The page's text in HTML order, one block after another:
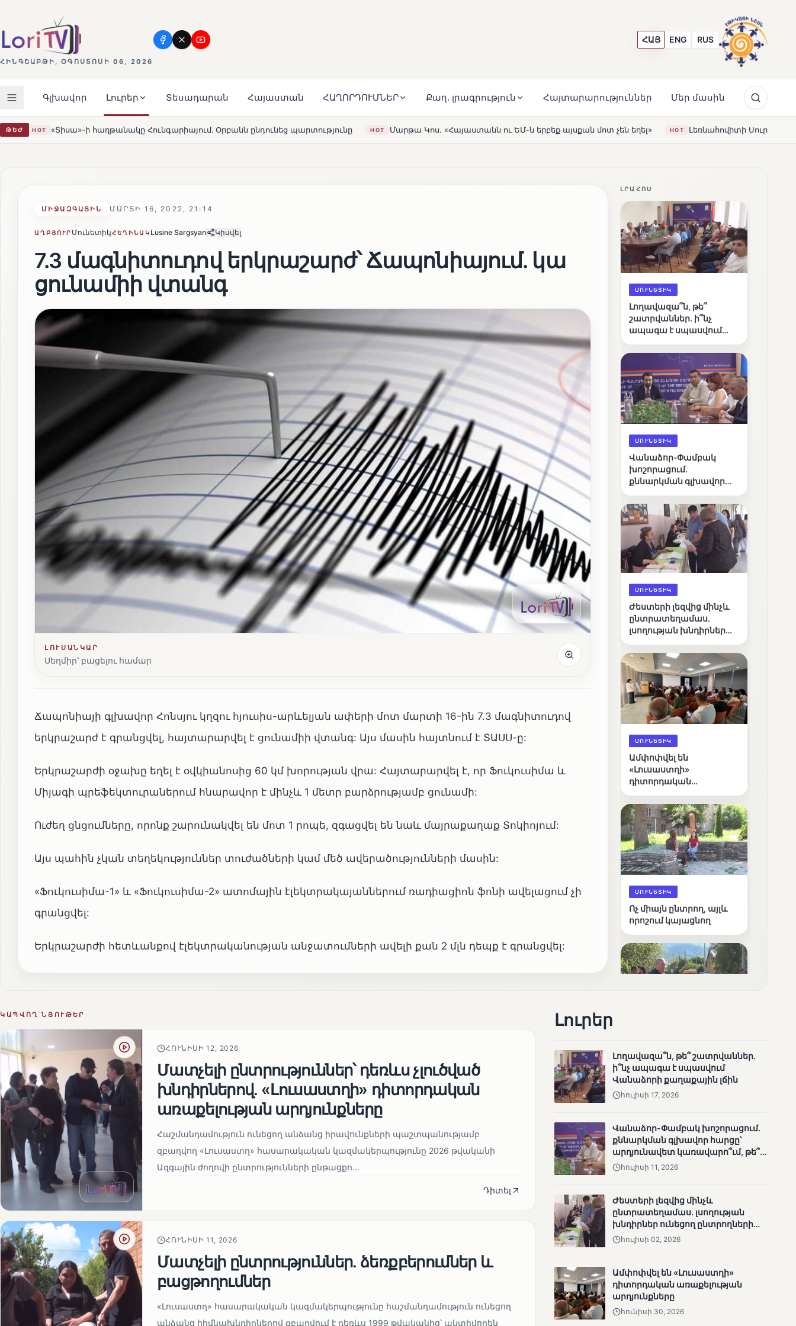
ՀԻՆԳՇԱԲԹԻ, ՕԳՈՍՏՈՍԻ 06, 2026
ՀԱՅ ENG RUS
Գլխավոր Լուրեր Տեսադարան Հայաստան ՀԱՂՈՐԴՈՒՄՆԵՐ Քաղ. լրագրություն Հայտարարություններ Մեր մասին
ԹԵԺ Հունգարիայում․ Օրբանն ընդունեց պարտությունը HOT Մարթա Կոս. «Հայաստանն ու ԵՄ-ն երբեք այսքան մոտ չեն եղել» HOT Լեռնահովիտի Սուրբ Ստեփանոս եկեղեցին
ՄԻՋԱԶԳԱՅԻՆ ՄԱՐՏԻ 16, 2022, 21:14
ԱՂԲՅՈՒՐ ՄունետիկՀԵՂԻՆԱԿ Lusine Sargsyan Կիսվել
7.3 մագնիտուդով երկրաշարժ՝ Ճապոնիայում. կա
ցունամիի վտանգ
ԼՈՒՍԱՆԿԱՐ
Սեղմիր՝ բացելու համար
Ճապոնիայի գլխավոր Հոնսյու կղզու հյուսիս-արևելյան ափերի մոտ մարտի 16-ին 7.3 մագնիտուդով
երկրաշարժ է գրանցվել, հայտարարվել է ցունամիի վտանգ: Այս մասին հայտնում է ՏԱՍՍ-ը:
Երկրաշարժի օջախը եղել է օվկիանոսից 60 կմ խորության վրա: Հայտարարվել է, որ Ֆուկուսիմա և
Միյագի պրեֆեկտուրաներում հնարավոր է մինչև 1 մետր բարձրությամբ ցունամի:
Ուժեղ ցնցումները, որոնք շարունակվել են մոտ 1 րոպե, զգացվել են նաև մայրաքաղաք Տոկիոյում:
Այս պահին չկան տեղեկություններ տուժածների կամ մեծ ավերածությունների մասին:
«Ֆուկուսիմա-1» և «Ֆուկուսիմա-2» ատոմային էլեկտրակայաններում ռադիացիոն ֆոնի ավելացում չի
գրանցվել:
Երկրաշարժի հետևանքով էլեկտրականության անջատումների ավելի քան 2 մլն դեպք է գրանցվել:
ԼՐԱՀՈՍ
ՄՈՒՆԵՏԻԿ
Լողավազա՞ն, թե՞
շատրվաններ. ի՞նչ
ապագա է սպասվում
լճին
ՄՈՒՆԵՏԻԿ
Վանաձոր-Փամբակ
խոշորացում.
քննարկման գլխավոր
կառավարո՞ւմ, թե՞
քաղաքական նպատակ
ՄՈՒՆԵՏԻԿ
Ժեստերի լեզվից մինչև
ընտրատեղամաս.
լսողության խնդիրներ
ճանապարհը
ՄՈՒՆԵՏԻԿ
Ամփոփվել են
«Լուսաստղի»
դիտորդական
արդյունքները
ՄՈՒՆԵՏԻԿ
Ոչ միայն ընտրող, այլև
որոշում կայացնող
Փամբակ գետում
անհետացած
անչափահասների
որոնողական
Մատչելի
ընտրություններ՝ դեռևս
չլուծված խնդիրներով.
«Լուսաստղի»
դիտորդական
արդյունքները
ԿԱՊՎՈՂ ՆՅՈՒԹԵՐ
ՀՈՒՆԻՍԻ 12, 2026
Մատչելի ընտրություններ՝ դեռևս չլուծված
խնդիրներով. «Լուսաստղի» դիտորդական
առաքելության արդյունքները
Հաշմանդամություն ունեցող անձանց իրավունքների պաշտպանությամբ
զբաղվող «Լուսաստղ» հասարակական կազմակերպությունը 2026 թվականի
Ազգային ժողովի ընտրությունների ընթացքո...
Դիտել
ՀՈՒՆԻՍԻ 11, 2026
Մատչելի ընտրություններ. ձեռքբերումներ և
բացթողումներ
«Լուսաստղ» հասարակական կազմակերպությունը հաշմանդամություն ունեցող
անձանց հիմնախնդիրներով զբաղվում է դեռևս 1999 թվականից՝ ակտիվորեն
Լուրեր
Լողավազա՞ն, թե՞ շատրվաններ.
ի՞նչ ապագա է սպասվում
Վանաձորի քաղաքային լճին
հուլիսի 17, 2026
Վանաձոր-Փամբակ խոշորացում.
քննարկման գլխավոր հարցը՝
արդյունավետ կառավարո՞ւմ, թե՞
քաղաքական նպատակ
հուլիսի 11, 2026
Ժեստերի լեզվից մինչև
ընտրատեղամաս. լսողության
խնդիրներ ունեցող ընտրողների
ճանապարհը
հուլիսի 02, 2026
Ամփոփվել են «Լուսաստղի»
դիտորդական առաքելության
արդյունքները
հունիսի 30, 2026